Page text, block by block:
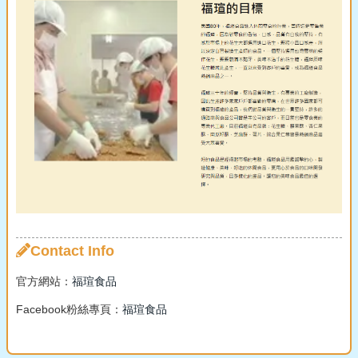
Contact Info
官方網站： 福瑄食品
Facebook粉絲專頁： 福瑄食品